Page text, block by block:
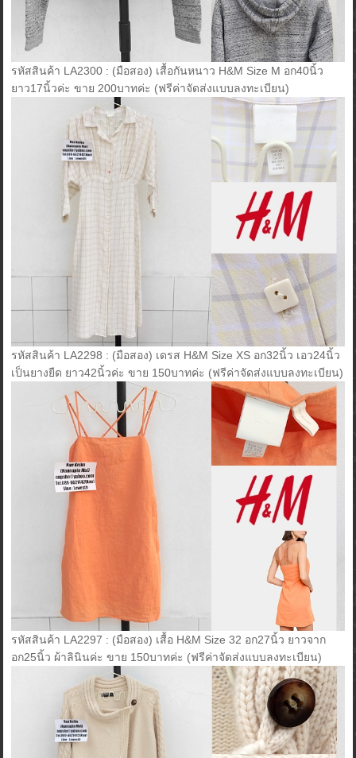
รหัสสินค้า LA2300 : (มือสอง) เสื้อกันหนาว H&M Size M อก40นิ้ว
ยาว17นิ้วค่ะ ขาย 200บาทค่ะ (ฟรีค่าจัดส่งแบบลงทะเบียน)
รหัสสินค้า LA2298 : (มือสอง) เดรส H&M Size XS อก32นิ้ว เอว24นิ้ว
เป็นยางยืด ยาว42นิ้วค่ะ ขาย 150บาทค่ะ (ฟรีค่าจัดส่งแบบลงทะเบียน)
รหัสสินค้า LA2297 : (มือสอง) เสื้อ H&M Size 32 อก27นิ้ว ยาวจาก
อก25นิ้ว ผ้าลินินค่ะ ขาย 150บาทค่ะ (ฟรีค่าจัดส่งแบบลงทะเบียน)